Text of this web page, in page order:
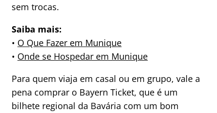
sem trocas.
Saiba mais:
• O Que Fazer em Munique
• Onde se Hospedar em Munique
Para quem viaja em casal ou em grupo, vale a
pena comprar o Bayern Ticket, que é um
bilhete regional da Bavária com um bom